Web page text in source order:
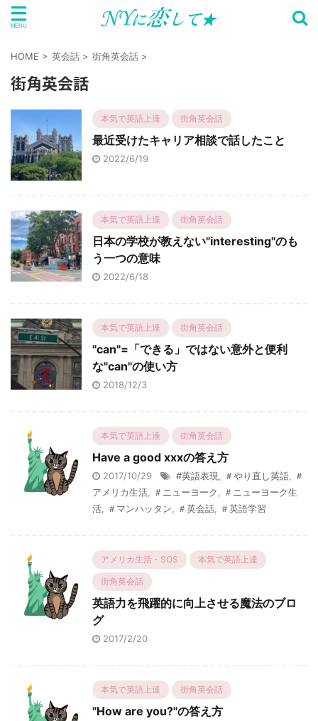
HOME > 英会話 > 街角英会話 >
街角英会話
本気で英語上達 街角英会話
最近受けたキャリア相談で話したこと
2022/6/19
本気で英語上達 街角英会話
日本の学校が教えない"interesting"のも
う一つの意味
2022/6/18
本気で英語上達 街角英会話
"can"=「できる」ではない意外と便利
な"can"の使い方
2018/12/3
本気で英語上達 街角英会話
Have a good xxxの答え方
2017/10/29 #英語表現 ＃やり直し英語
＃
アメリカ生活
＃ニューヨーク
＃ニューヨーク生
活
＃マンハッタン ＃英会話 ＃英語学習
アメリカ生活・SOS 本気で英語上達
街角英会話
英語力を飛躍的に向上させる魔法のブロ
グ
2017/2/20
本気で英語上達 街角英会話
"How are you?"の答え方